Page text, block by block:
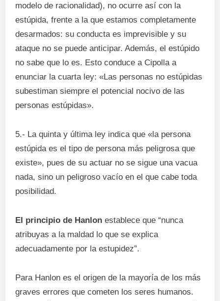
modelo de racionalidad), no ocurre así con la
estúpida, frente a la que estamos completamente
desarmados: su conducta es imprevisible y su
ataque no se puede anticipar. Además, el estúpido
no sabe que lo es. Esto conduce a Cipolla a
enunciar la cuarta ley: «Las personas no estúpidas
subestiman siempre el potencial nocivo de las
personas estúpidas».
5.- La quinta y última ley indica que «la persona
estúpida es el tipo de persona más peligrosa que
existe», pues de su actuar no se sigue una vacua
nada, sino un peligroso vacío en el que cabe toda
posibilidad.
El principio de Hanlon establece que “nunca
atribuyas a la maldad lo que se explica
adecuadamente por la estupidez”.
Para Hanlon es el origen de la mayoría de los más
graves errores que cometen los seres humanos.